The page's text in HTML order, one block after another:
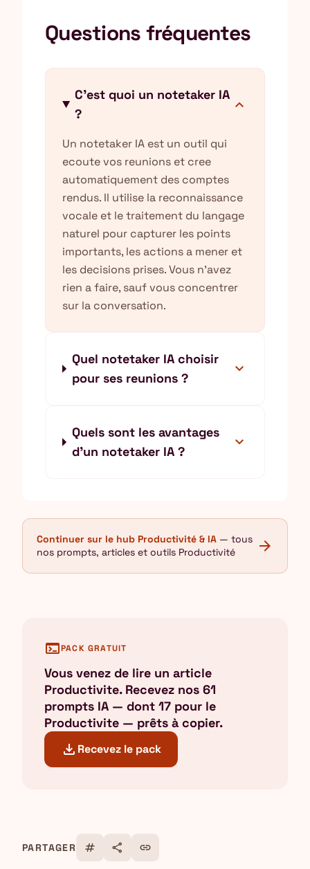
Questions fréquentes
C'est quoi un notetaker IA
?
expand_more
Un notetaker IA est un outil qui
ecoute vos reunions et cree
automatiquement des comptes
rendus. Il utilise la reconnaissance
vocale et le traitement du langage
naturel pour capturer les points
importants, les actions a mener et
les decisions prises. Vous n'avez
rien a faire, sauf vous concentrer
sur la conversation.
Quel notetaker IA choisir
pour ses reunions ?
expand_more
Quels sont les avantages
d'un notetaker IA ?
expand_more
Continuer sur le hub Productivité & IA — tous
nos prompts, articles et outils Productivité
arrow_forward
terminalPACK GRATUIT
Vous venez de lire un article
Productivite. Recevez nos 61
prompts IA — dont 17 pour le
Productivite — prêts à copier.
download Recevez le pack
PARTAGER tag share link